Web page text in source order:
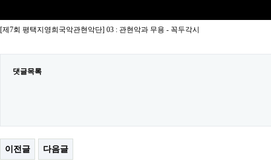
[제7회 평택지영희국악관현악단] 03 : 관현악과 무용 - 꼭두각시
댓글목록
이전글 다음글